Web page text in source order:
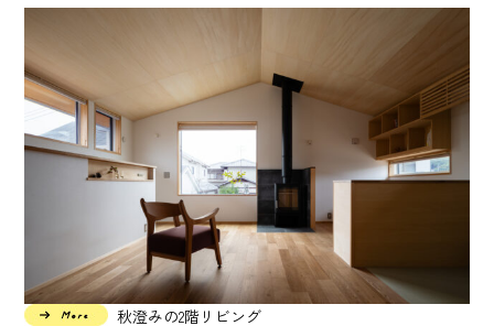
秋澄みの2階リビング